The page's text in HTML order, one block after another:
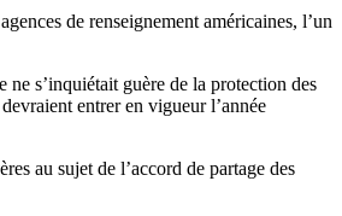
de renseignement américaines, l’un
s’inquiétait guère de la protection des
entrer en vigueur l’année
au sujet de l’accord de partage des